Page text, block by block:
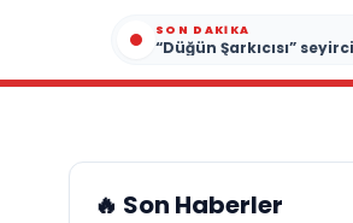
SON DAKIKA
🔥 Son Haberler